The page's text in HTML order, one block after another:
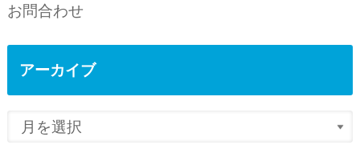
お問合わせ
アーカイブ